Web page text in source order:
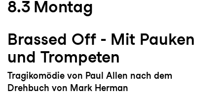
8.3 Montag
Brassed Off - Mit Pauken
und Trompeten
Tragikomödie von Paul Allen nach dem
Drehbuch von Mark Herman